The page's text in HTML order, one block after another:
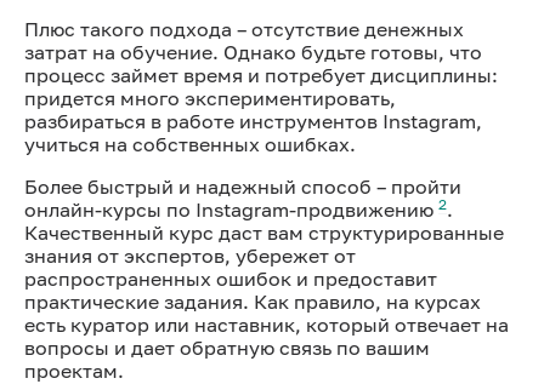
Плюс такого подхода – отсутствие денежных
затрат на обучение. Однако будьте готовы, что
процесс займет время и потребует дисциплины:
придется много экспериментировать,
разбираться в работе инструментов Instagram,
учиться на собственных ошибках.
Более быстрый и надежный способ – пройти
онлайн-курсы по Instagram-продвижению 2.
Качественный курс даст вам структурированные
знания от экспертов, убережет от
распространенных ошибок и предоставит
практические задания. Как правило, на курсах
есть куратор или наставник, который отвечает на
вопросы и дает обратную связь по вашим
проектам.